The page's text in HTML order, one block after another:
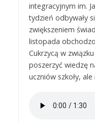
integracyjnym im.
tydzień odbywały
zwiększeniem
listopada
Cukrzycą w
poszerzyć wiedzę
uczniów szkoły,